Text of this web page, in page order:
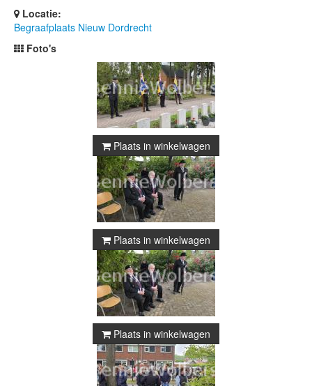
Locatie:
Begraafplaats Nieuw Dordrecht
Foto's
Plaats in winkelwagen
Plaats in winkelwagen
Plaats in winkelwagen